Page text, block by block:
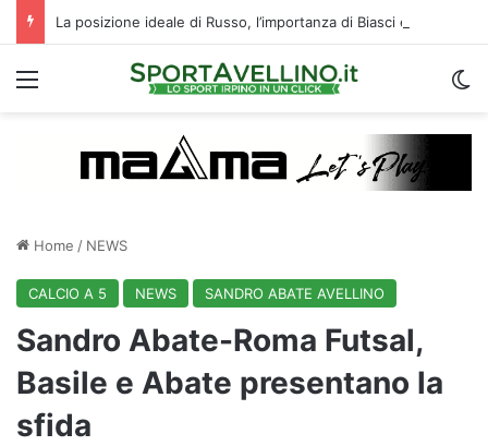
Menu
Home / NEWS
CALCIO A 5 NEWS SANDRO ABATE AVELLINO
Sandro Abate-Roma Futsal,
Basile e Abate presentano la
sfida